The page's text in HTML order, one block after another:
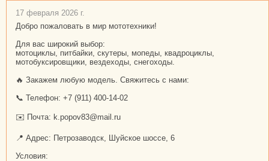
17 февраля 2026 г.
Добро пожаловать в мир мототехники!
Для вас широкий выбор:
мотоциклы, питбайки, скутеры, мопеды, квадроциклы,
мотобуксировщики, вездеходы, снегоходы.
🔥 Закажем любую модель. Свяжитесь с нами:
📞 Телефон: +7 (911) 400-14-02
✉️ Почта: k.popov83@mail.ru
📍 Адрес: Петрозаводск, Шуйское шоссе, 6
Условия: